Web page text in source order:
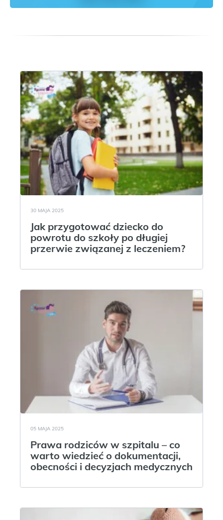
30 MAJA 2025
Jak przygotować dziecko do
powrotu do szkoły po długiej
przerwie związanej z leczeniem?
05 MAJA 2025
Prawa rodziców w szpitalu – co
warto wiedzieć o dokumentacji,
obecności i decyzjach medycznych